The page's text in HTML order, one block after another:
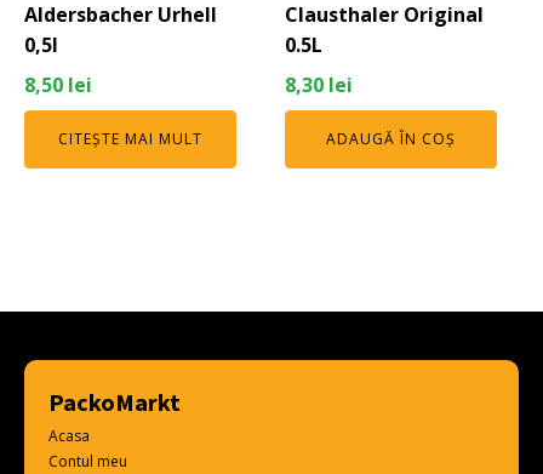
Aldersbacher Urhell
0,5l
8,50 lei
CITEȘTE MAI MULT
Clausthaler Original
0.5L
8,30 lei
ADAUGĂ ÎN COȘ
PackoMarkt
Acasa
Contul meu